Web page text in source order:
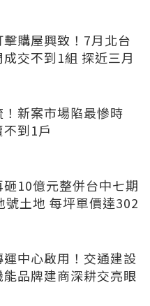
擊購屋興致！7月北台
交不到1組 探近三月
新案市場陷最慘時
到1戶
10億元整併台中七期
號土地 每坪單價達302
運中心啟用！交通建設
品牌建商深耕交亮眼